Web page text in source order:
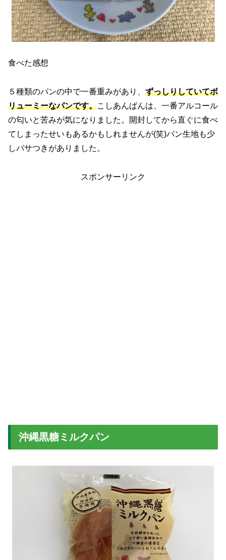
食べた感想
５種類のパンの中で一番重みがあり、 ずっしりしていてボ
リューミーなパンです。こしあんぱんは、一番アルコール
の匂いと苦みが気になりました。開封してから直ぐに食べ
てしまったせいもあるかもしれませんが(笑)パン生地も少
しパサつきがありました。
スポンサーリンク
沖縄黒糖ミルクパン